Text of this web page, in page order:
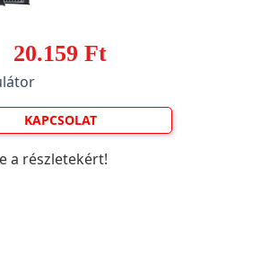
20.159 Ft
KAPCSOLAT
a részletekért!